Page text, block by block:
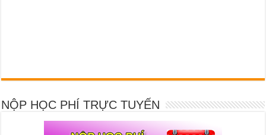
NỘP HỌC PHÍ TRỰC TUYẾN